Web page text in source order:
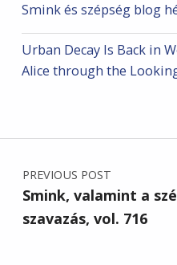
Smink és szépség blog
Urban Decay Is Back in
Alice through the
Post navigation
PREVIOUS POST
Smink, valamint a
szavazás, vol. 716